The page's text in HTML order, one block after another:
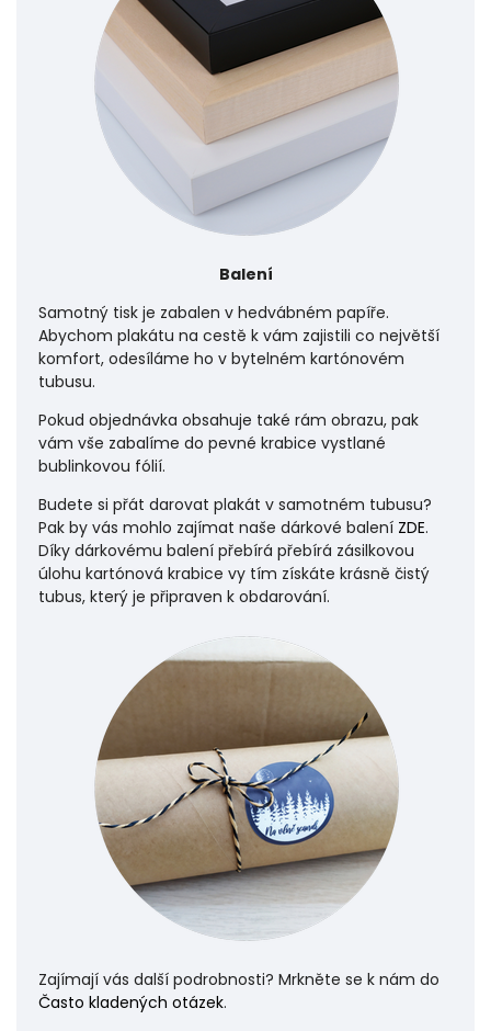
Balení
Samotný tisk je zabalen v hedvábném papíře.
Abychom plakátu na cestě k vám zajistili co největší
komfort, odesíláme ho v bytelném kartónovém
tubusu.
Pokud objednávka obsahuje také rám obrazu, pak
vám vše zabalíme do pevné krabice vystlané
bublinkovou fólií.
Budete si přát darovat plakát v samotném tubusu?
Pak by vás mohlo zajímat naše dárkové balení ZDE.
Díky dárkovému balení přebírá přebírá zásilkovou
úlohu kartónová krabice vy tím získáte krásně čistý
tubus, který je připraven k obdarování.
Zajímají vás další podrobnosti? Mrkněte se k nám do
Často kladených otázek.
Odeslat
Powered by chaterimo